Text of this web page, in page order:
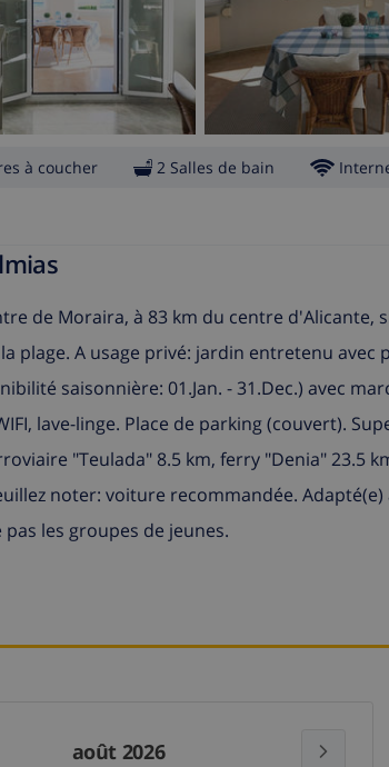
à coucher 2 Salles de bain
de Moraira, à 83 km du centre d'Alicante,
plage. A usage privé: jardin entretenu avec
saisonnière: 01.Jan. - 31.Dec.) avec
lave-linge. Place de parking (couvert).
"Teulada" 8.5 km, ferry "Denia" 23.5
noter: voiture recommandée. Adapté(e)
les groupes de jeunes.
août 2026